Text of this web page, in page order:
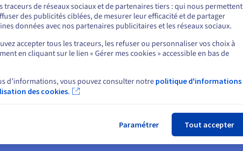
d’importants volumes de
point de données en une
ses propres métadonnées
objet est stocké dans
consulté et récupéré.
disponibles avec le stockage
par blocs, c'est à vous de
adaptées à vos besoins.
non structurées nécessitant
tout indiqué.
sur le site actuel
un autre site web
traceurs de réseaux sociaux et de partenaires tiers : qui nous permettent
des publicités ciblées, de mesurer leur efficacité et de partager
données avec nos partenaires publicitaires et les réseaux sociaux.
accepter tous les traceurs, les refuser ou personnaliser vos choix à
en cliquant sur le lien « Gérer mes cookies » accessible en bas de
d’informations, vous pouvez consulter notre politique d'informations
des cookies.
Paramétrer Tout accepter